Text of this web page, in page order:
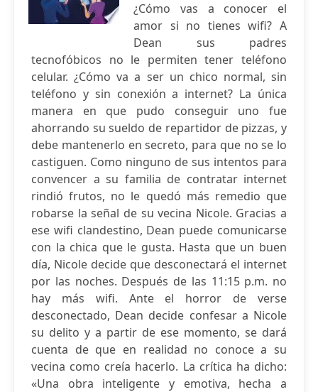
¿Cómo vas a conocer el
amor si no tienes wifi? A
Dean sus padres
tecnofóbicos no le permiten tener teléfono
celular. ¿Cómo va a ser un chico normal, sin
teléfono y sin conexión a internet? La única
manera en que pudo conseguir uno fue
ahorrando su sueldo de repartidor de pizzas, y
debe mantenerlo en secreto, para que no se lo
castiguen. Como ninguno de sus intentos para
convencer a su familia de contratar internet
rindió frutos, no le quedó más remedio que
robarse la señal de su vecina Nicole. Gracias a
ese wifi clandestino, Dean puede comunicarse
con la chica que le gusta. Hasta que un buen
día, Nicole decide que desconectará el internet
por las noches. Después de las 11:15 p.m. no
hay más wifi. Ante el horror de verse
desconectado, Dean decide confesar a Nicole
su delito y a partir de ese momento, se dará
cuenta de que en realidad no conoce a su
vecina como creía hacerlo. La crítica ha dicho:
«Una obra inteligente y emotiva, hecha a